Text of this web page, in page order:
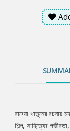
Tab
রাবেয়া খাতুনের রচনায়
শিল্প, সাহিত্যের